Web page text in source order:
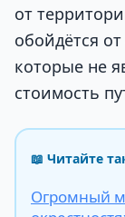
от
обойдётся
которые не
стоимость
📖 Читайте
Огромный